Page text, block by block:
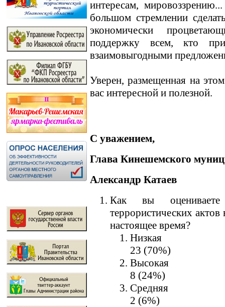
интересам,
большом стремлении
экономически
поддержку всем, кто
взаимовыгодными
Уверен, размещенная на
вас интересной и полезной.
С уважением,
Глава Кинешемского
Александр Катаев
Как вы оцениваете
террористических
настоящее время?
Низкая
23 (70%)
Высокая
8 (24%)
Средняя
2 (6%)